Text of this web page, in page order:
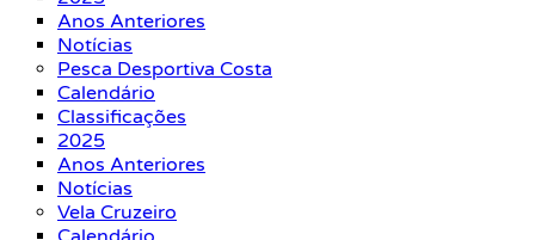
Anos Anteriores
Notícias
Pesca Desportiva Costa
Calendário
Classificações
2025
Anos Anteriores
Notícias
Vela Cruzeiro